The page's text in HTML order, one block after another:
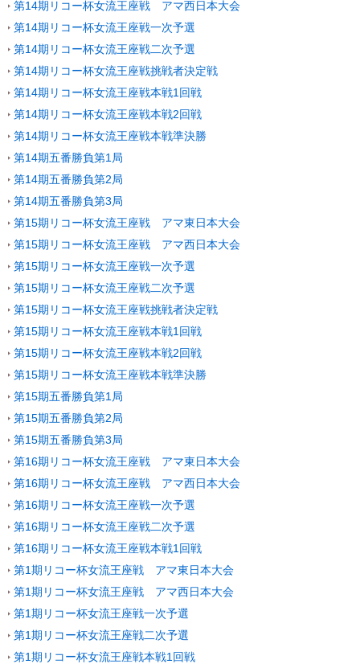
第14期リコー杯女流王座戦 アマ西日本大会
第14期リコー杯女流王座戦一次予選
第14期リコー杯女流王座戦二次予選
第14期リコー杯女流王座戦挑戦者決定戦
第14期リコー杯女流王座戦本戦1回戦
第14期リコー杯女流王座戦本戦2回戦
第14期リコー杯女流王座戦本戦準決勝
第14期五番勝負第1局
第14期五番勝負第2局
第14期五番勝負第3局
第15期リコー杯女流王座戦 アマ東日本大会
第15期リコー杯女流王座戦 アマ西日本大会
第15期リコー杯女流王座戦一次予選
第15期リコー杯女流王座戦二次予選
第15期リコー杯女流王座戦挑戦者決定戦
第15期リコー杯女流王座戦本戦1回戦
第15期リコー杯女流王座戦本戦2回戦
第15期リコー杯女流王座戦本戦準決勝
第15期五番勝負第1局
第15期五番勝負第2局
第15期五番勝負第3局
第16期リコー杯女流王座戦 アマ東日本大会
第16期リコー杯女流王座戦 アマ西日本大会
第16期リコー杯女流王座戦一次予選
第16期リコー杯女流王座戦二次予選
第16期リコー杯女流王座戦本戦1回戦
第1期リコー杯女流王座戦 アマ東日本大会
第1期リコー杯女流王座戦 アマ西日本大会
第1期リコー杯女流王座戦一次予選
第1期リコー杯女流王座戦二次予選
第1期リコー杯女流王座戦本戦1回戦